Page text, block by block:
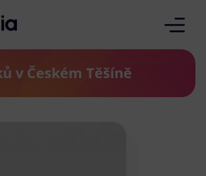
v Českém Těšíně